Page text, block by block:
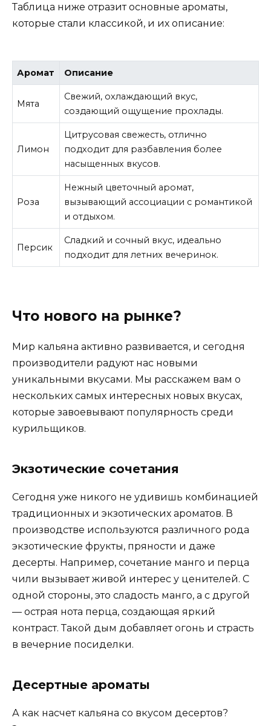
Таблица ниже отразит основные ароматы,
которые стали классикой, и их описание:
Аромат Описание
Мята
Свежий, охлаждающий вкус,
создающий ощущение прохлады.
Лимон
Цитрусовая свежесть, отлично
подходит для разбавления более
насыщенных вкусов.
Роза
Нежный цветочный аромат,
вызывающий ассоциации с романтикой
и отдыхом.
Персик
Сладкий и сочный вкус, идеально
подходит для летних вечеринок.
Что нового на рынке?
Мир кальяна активно развивается, и сегодня
производители радуют нас новыми
уникальными вкусами. Мы расскажем вам о
нескольких самых интересных новых вкусах,
которые завоевывают популярность среди
курильщиков.
Экзотические сочетания
Сегодня уже никого не удивишь комбинацией
традиционных и экзотических ароматов. В
производстве используются различного рода
экзотические фрукты, пряности и даже
десерты. Например, сочетание манго и перца
чили вызывает живой интерес у ценителей. С
одной стороны, это сладость манго, а с другой
— острая нота перца, создающая яркий
контраст. Такой дым добавляет огонь и страсть
в вечерние посиделки.
Десертные ароматы
А как насчет кальяна со вкусом десертов?